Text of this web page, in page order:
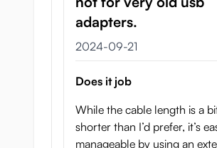
adapters.
21 september 2024
2024-09-21
Does it job
While the cable length is a
shorter than I’d prefer, it’s
manageable by using an